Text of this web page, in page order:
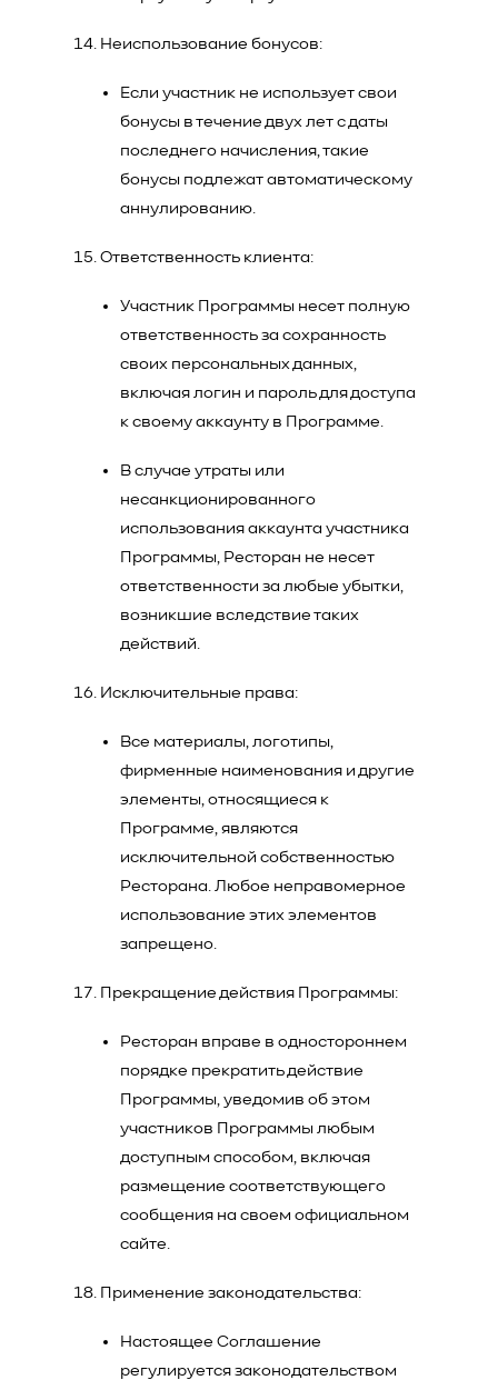
Неиспользование бонусов:
Если участник не использует свои
бонусы в течение двух лет с даты
последнего начисления, такие
бонусы подлежат автоматическому
аннулированию.
Ответственность клиента:
Участник Программы несет полную
ответственность за сохранность
своих персональных данных,
включая логин и пароль для доступа
к своему аккаунту в Программе.
В случае утраты или
несанкционированного
использования аккаунта участника
Программы, Ресторан не несет
ответственности за любые убытки,
возникшие вследствие таких
действий.
Исключительные права:
Все материалы, логотипы,
фирменные наименования и другие
элементы, относящиеся к
Программе, являются
исключительной собственностью
Ресторана. Любое неправомерное
использование этих элементов
запрещено.
Прекращение действия Программы:
Ресторан вправе в одностороннем
порядке прекратить действие
Программы, уведомив об этом
участников Программы любым
доступным способом, включая
размещение соответствующего
сообщения на своем официальном
сайте.
Применение законодательства:
Настоящее Соглашение
регулируется законодательством